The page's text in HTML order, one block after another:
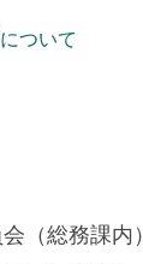
ついて
（総務課内）